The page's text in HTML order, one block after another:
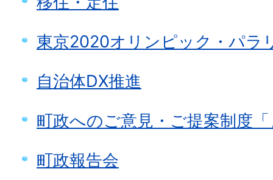
東京2020オリンピック・パラ
自治体DX推進
町政へのご意見・ご提案制度
町政報告会